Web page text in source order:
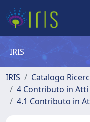
IRIS
IRIS
Catalogo
4 Contributo in Atti
4.1 Contributo in